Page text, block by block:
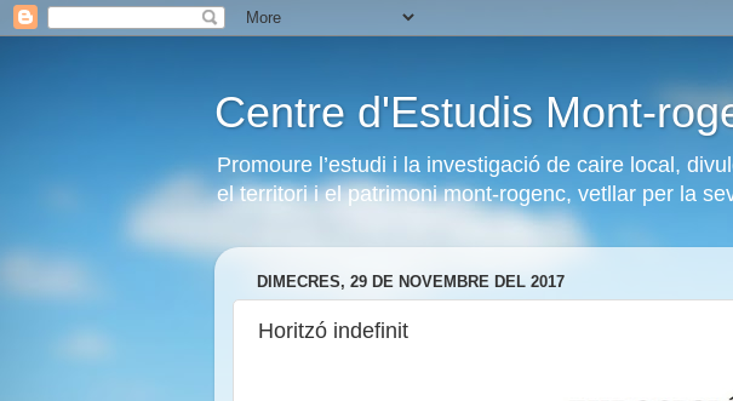
Centre d'Estudis Mont-
Promoure l’estudi i la investigació de caire local,
el territori i el patrimoni mont-rogenc, vetllar per la
DIMECRES, 29 DE NOVEMBRE DEL 2017
Horitzó indefinit